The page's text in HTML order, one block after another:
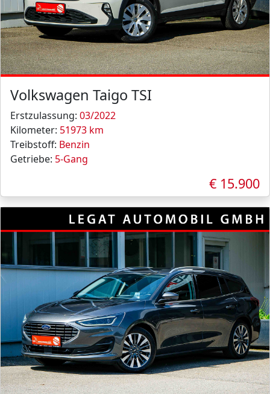
Volkswagen Taigo TSI
Erstzulassung: 03/2022
Kilometer: 51973 km
Treibstoff: Benzin
Getriebe: 5-Gang
€ 15.900